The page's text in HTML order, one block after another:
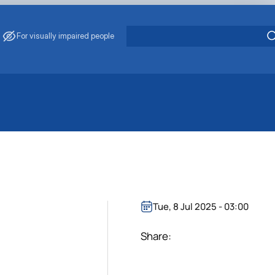
For visually impaired people
Tue, 8 Jul 2025 - 03:00
Share: